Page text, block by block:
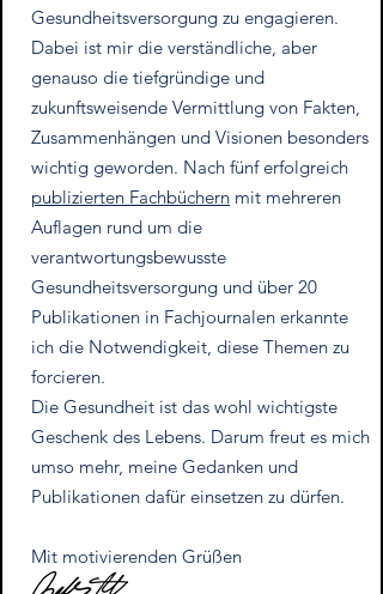
Gesundheitsversorgung zu engagieren.
Dabei ist mir die verständliche, aber
genauso die tiefgründige und
zukunftsweisende Vermittlung von Fakten,
Zusammenhängen und Visionen besonders
wichtig geworden. Nach fünf erfolgreich
publizierten Fachbüchern mit mehreren
Auflagen rund um die
verantwortungsbewusste
Gesundheitsversorgung und über 20
Publikationen in Fachjournalen erkannte
ich die Notwendigkeit, diese Themen zu
forcieren.
Die Gesundheit ist das wohl wichtigste
Geschenk des Lebens. Darum freut es mich
umso mehr, meine Gedanken und
Publikationen dafür einsetzen zu dürfen.
Mit motivierenden Grüßen